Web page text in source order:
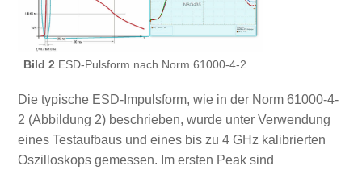
Bild 2ESD-Pulsform nach Norm 61000-4-2
Die typische ESD-Impulsform, wie in der Norm 61000-4-
2 (Abbildung 2) beschrieben, wurde unter Verwendung
eines Testaufbaus und eines bis zu 4 GHz kalibrierten
Oszilloskops gemessen. Im ersten Peak sind